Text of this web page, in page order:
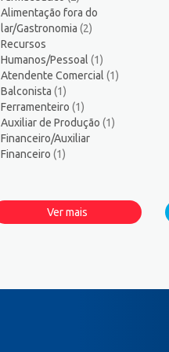
Alimentação fora do
lar/Gastronomia(2)
Recursos
Humanos/Pessoal(1)
Atendente Comercial(1)
Balconista(1)
Ferramenteiro(1)
Auxiliar de Produção(1)
Financeiro/Auxiliar
Financeiro(1)
Ver mais